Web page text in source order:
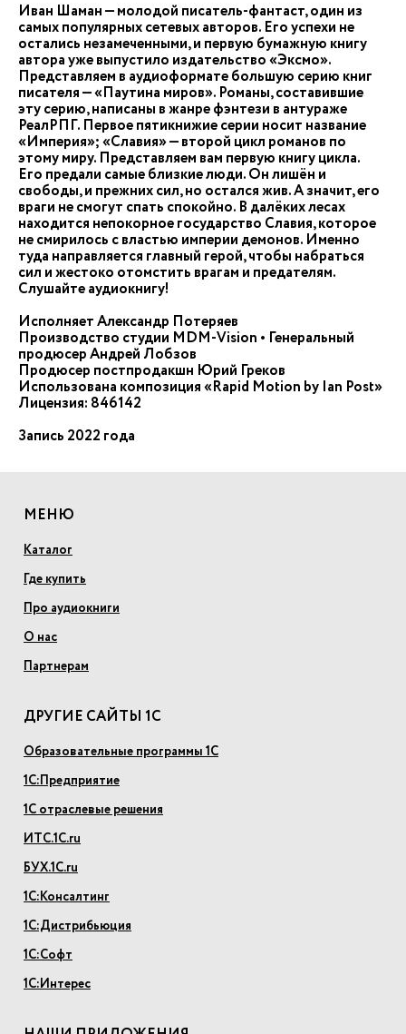
Иван Шаман — молодой писатель-фантаст, один из
самых популярных сетевых авторов. Его успехи не
остались незамеченными, и первую бумажную книгу
автора уже выпустило издательство «Эксмо».
Представляем в аудиоформате большую серию книг
писателя — «Паутина миров». Романы, составившие
эту серию, написаны в жанре фэнтези в антураже
РеалРПГ. Первое пятикнижие серии носит название
«Империя»; «Славия» — второй цикл романов по
этому миру. Представляем вам первую книгу цикла.
Его предали самые близкие люди. Он лишён и
свободы, и прежних сил, но остался жив. А значит, его
враги не смогут спать спокойно. В далёких лесах
находится непокорное государство Славия, которое
не смирилось с властью империи демонов. Именно
туда направляется главный герой, чтобы набраться
сил и жестоко отомстить врагам и предателям.
Слушайте аудиокнигу!
Исполняет Александр Потеряев
Производство студии MDM-Vision • Генеральный
продюсер Андрей Лобзов
Продюсер постпродакшн Юрий Греков
Использована композиция «Rapid Motion by Ian Post»
Лицензия: 846142
Запись 2022 года
МЕНЮ
Каталог
Где купить
Про аудиокниги
О нас
Партнерам
ДРУГИЕ САЙТЫ 1С
Образовательные программы 1С
1С:Предприятие
1С отраслевые решения
ИТС.1С.ru
БУХ.1С.ru
1С:Консалтинг
1С:Дистрибьюция
1С:Софт
1С:Интерес